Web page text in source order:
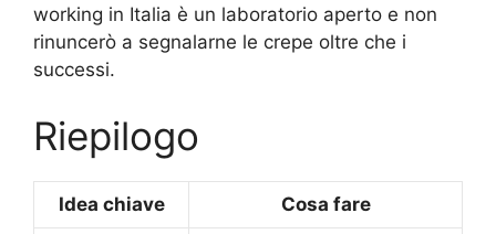
working in Italia è un laboratorio aperto e non
rinuncerò a segnalarne le crepe oltre che i
successi.
Riepilogo
Idea chiave Cosa fare